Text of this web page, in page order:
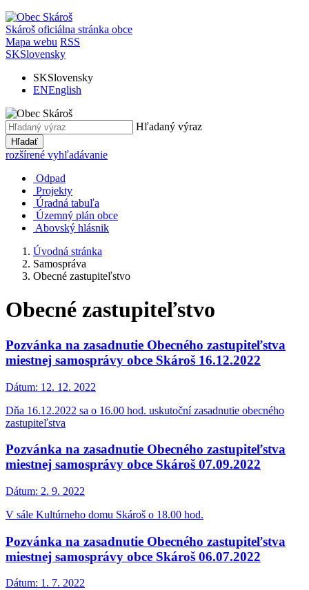
Skároš oficiálna stránka obce
Mapa webu RSS
SKSlovensky
SKSlovensky
ENEnglish
Hľadaný výraz
Hľadať
rozšírené vyhľadávanie
Odpad
Projekty
Úradná tabuľa
Územný plán obce
Abovský hlásnik
Úvodná stránka
Samospráva
Obecné zastupiteľstvo
Obecné zastupiteľstvo
Pozvánka na zasadnutie Obecného zastupiteľstva
miestnej samosprávy obce Skároš 16.12.2022
Dátum: 12. 12. 2022
Dňa 16.12.2022 sa o 16.00 hod. uskutoční zasadnutie obecného
zastupiteľstva
Pozvánka na zasadnutie Obecného zastupiteľstva
miestnej samosprávy obce Skároš 07.09.2022
Dátum: 2. 9. 2022
V sále Kultúrneho domu Skároš o 18.00 hod.
Pozvánka na zasadnutie Obecného zastupiteľstva
miestnej samosprávy obce Skároš 06.07.2022
Dátum: 1. 7. 2022